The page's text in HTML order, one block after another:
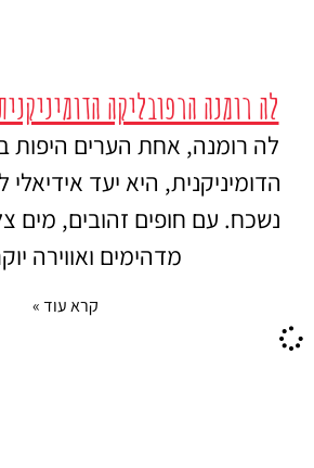
לה רומנה הרפובליקה
לה רומנה, אחת הערים היפות
הדומיניקנית, היא יעד אידיאלי
נשכח. עם חופים זהובים, מים
מדהימים ואווירה
קרא עוד »